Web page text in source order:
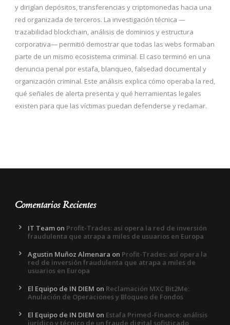
y dirigían depósitos, transferencias y criptomonedas hacia una
red organizada de terceros. La investigación técnica —
trazabilidad blockchain, análisis de dominios y estructura
corporativa— permitió demostrar que todas las webs formaban
parte de un mismo ecosistema criminal. El caso terminó en una
denuncia penal por estafa, blanqueo, falsedad documental y
organización criminal. Este análisis explica cómo operaba la red,
qué señales de alerta presenta y qué herramientas legales
existen para que las víctimas puedan defenderse y reclamar.
Comentarios Recientes
IT Team on Profit-Trades: así opera la red de inversión
fraudulenta que atrapa a miles de usuarios en Europa
Agustin Muñoz Almenara on Profit-Trades: así opera la
red de inversión fraudulenta que atrapa a miles de
usuarios en Europa
El Equipo de IN DIEM on Reclamación MXC Bit2Me:
Anulación de Operaciones y Bloqueo de Fondos
El Equipo de IN DIEM on Estafa Primed-Finance: análisis
jurídico y técnico de un fraude digital sofisticado